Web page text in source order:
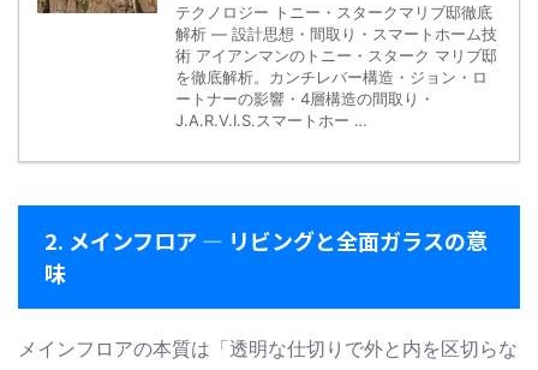
テクノロジー トニー・スタークマリブ邸徹底
解析 — 設計思想・間取り・スマートホーム技
術 アイアンマンのトニー・スターク マリブ邸
を徹底解析。カンチレバー構造・ジョン・ロ
ートナーの影響・4層構造の間取り・
J.A.R.V.I.S.スマートホー …
2. メインフロア — リビングと全面ガラスの意
味
メインフロアの本質は「透明な仕切りで外と内を区切らな